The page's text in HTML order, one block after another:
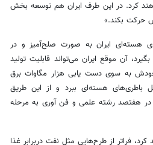
حرکت بکند.»